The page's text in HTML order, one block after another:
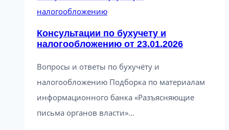
налогообложению
Консультации по бухучету и
налогообложению от 23.01.2026
Вопросы и ответы по бухучёту и
налогообложению Подборка по материалам
информационного банка «Разъясняющие
письма органов власти»…